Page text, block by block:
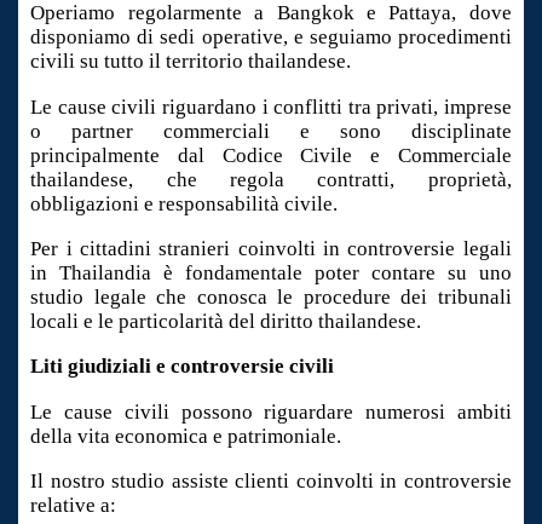
Operiamo regolarmente a Bangkok e Pattaya, dove
disponiamo di sedi operative, e seguiamo procedimenti
civili su tutto il territorio thailandese.
Le cause civili riguardano i conflitti tra privati, imprese
o partner commerciali e sono disciplinate
principalmente dal Codice Civile e Commerciale
thailandese, che regola contratti, proprietà,
obbligazioni e responsabilità civile.
Per i cittadini stranieri coinvolti in controversie legali
in Thailandia è fondamentale poter contare su uno
studio legale che conosca le procedure dei tribunali
locali e le particolarità del diritto thailandese.
Liti giudiziali e controversie civili
Le cause civili possono riguardare numerosi ambiti
della vita economica e patrimoniale.
Il nostro studio assiste clienti coinvolti in controversie
relative a: